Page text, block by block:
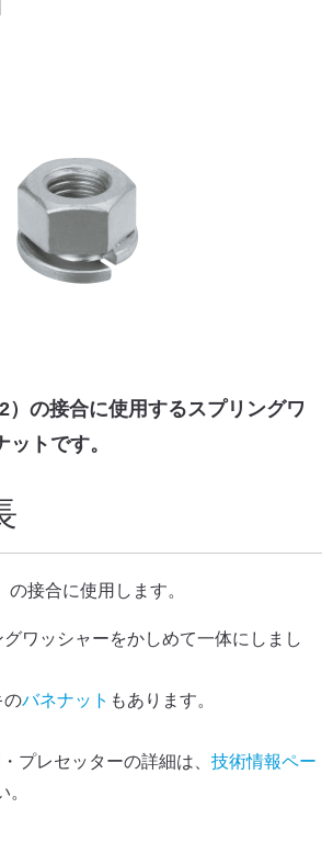
）の接合に使用するスプリングワ
トです。
接合に使用します。
ワッシャーをかしめて一体にしまし
のバネナット もあります。
プレセッターの詳細は、 技術情報ペー